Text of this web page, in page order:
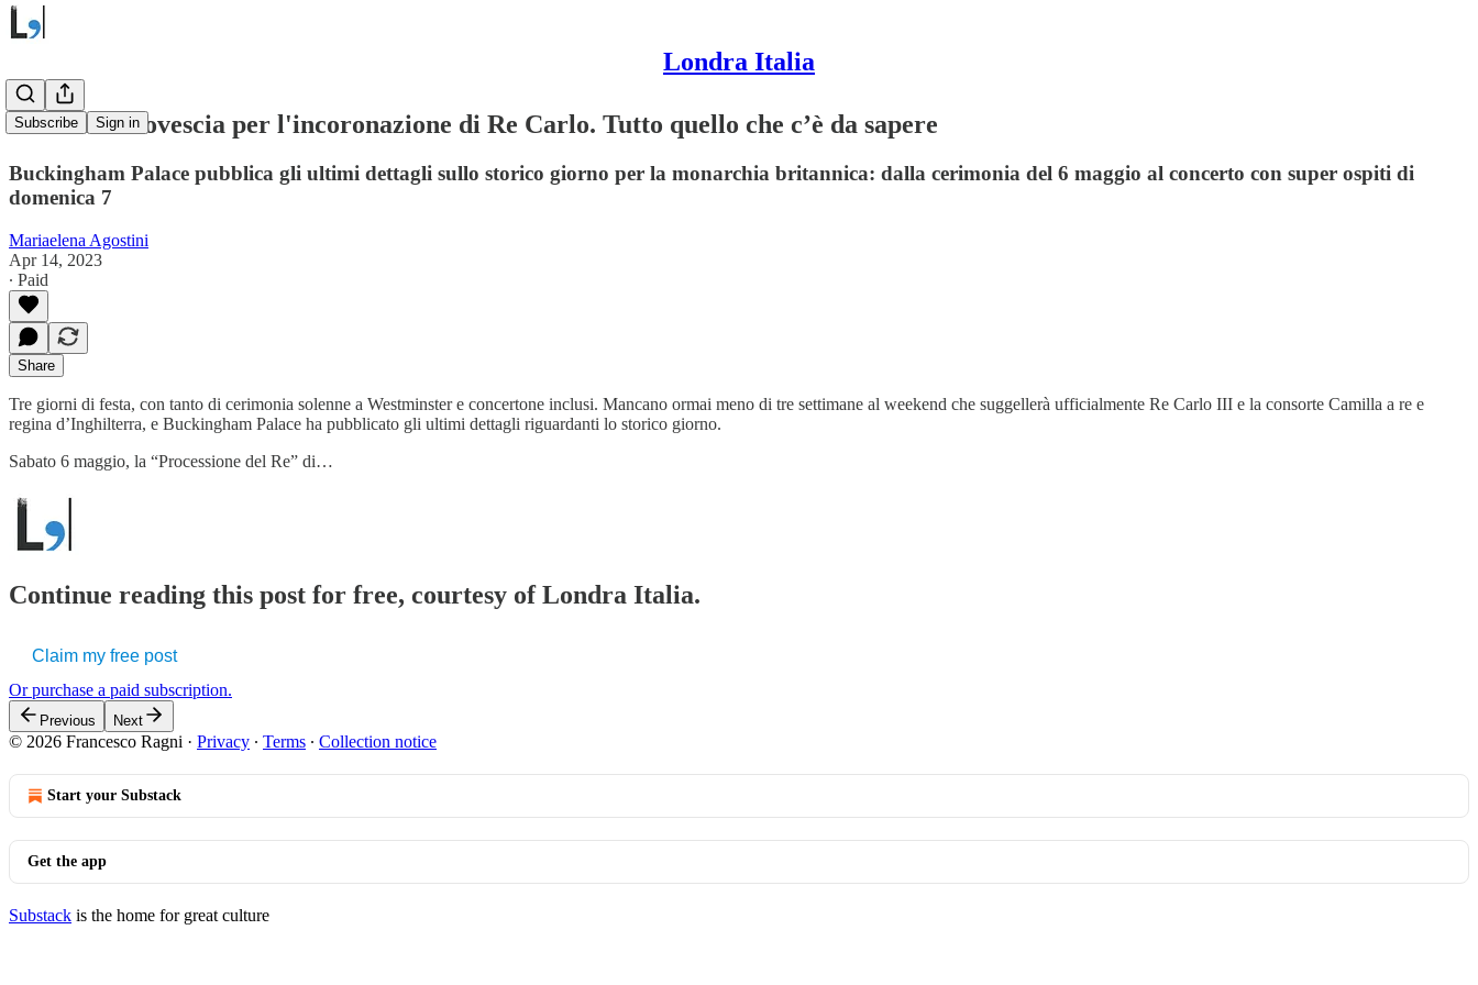
Londra Italia
Subscribe Sign in
Conto alla rovescia per l'incoronazione di Re Carlo. Tutto quello che c’è da sapere
Buckingham Palace pubblica gli ultimi dettagli sullo storico giorno per la monarchia britannica: dalla cerimonia del 6 maggio al concerto con super ospiti di
domenica 7
Mariaelena Agostini
Apr 14, 2023
∙ Paid
Share
Tre giorni di festa, con tanto di cerimonia solenne a Westminster e concertone inclusi. Mancano ormai meno di tre settimane al weekend che suggellerà ufficialmente Re Carlo III e la consorte Camilla a re e
regina d’Inghilterra, e Buckingham Palace ha pubblicato gli ultimi dettagli riguardanti lo storico giorno.
Sabato 6 maggio, la “Processione del Re” di…
Continue reading this post for free, courtesy of Londra Italia.
Claim my free post
Or purchase a paid subscription.
Previous Next
© 2026 Francesco Ragni · Privacy ∙ Terms ∙ Collection notice
Start your Substack
Get the app
Substack is the home for great culture